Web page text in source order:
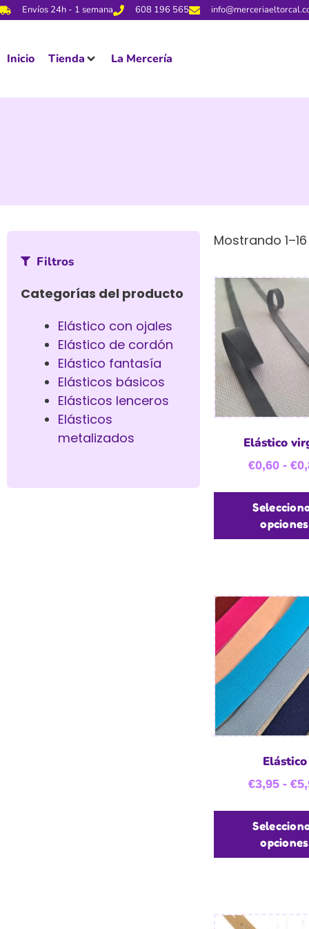
Envíos 24h - 1 semana 608 196 565
Inicio Tienda La Mercería
Filtros
Categorías del producto
Elástico con ojales
Elástico de cordón
Elástico fantasía
Elásticos básicos
Elásticos lenceros
Elásticos
metalizados
Mostrando
Elástico
€0,60 - €
opciones
Elástico
€3,95 - €
opciones